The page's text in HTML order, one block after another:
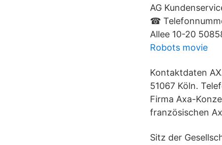
AG
☎
Allee 10-20
Robots movie
Kontaktdaten
51067 Köln.
Firma Axa-
französischen
Sitz der